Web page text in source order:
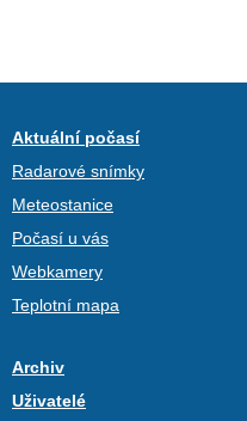
Aktuální počasí
Radarové snímky
Meteostanice
Počasí u vás
Webkamery
Teplotní mapa
Archiv
Uživatelé